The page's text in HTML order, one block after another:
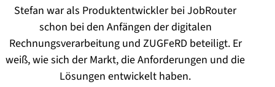
Stefan war als Produktentwickler bei JobRouter
schon bei den Anfängen der digitalen
Rechnungsverarbeitung und ZUGFeRD beteiligt. Er
weiß, wie sich der Markt, die Anforderungen und die
Lösungen entwickelt haben.